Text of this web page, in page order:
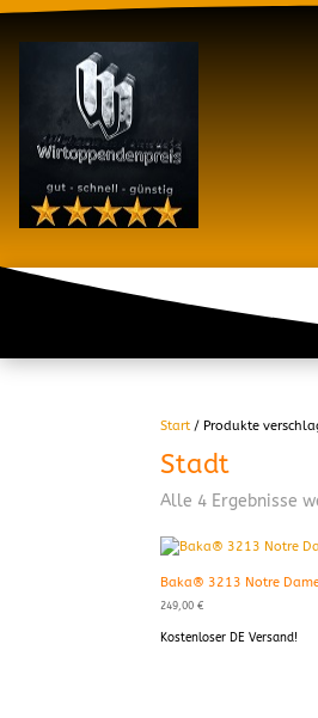
Start/ Produkte
Stadt
Alle 4 Ergebnisse
Baka® 3213 Notre
249,00€
Kostenloser DE Versand!